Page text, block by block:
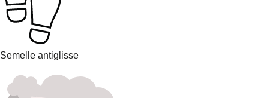
Semelle antiglisse